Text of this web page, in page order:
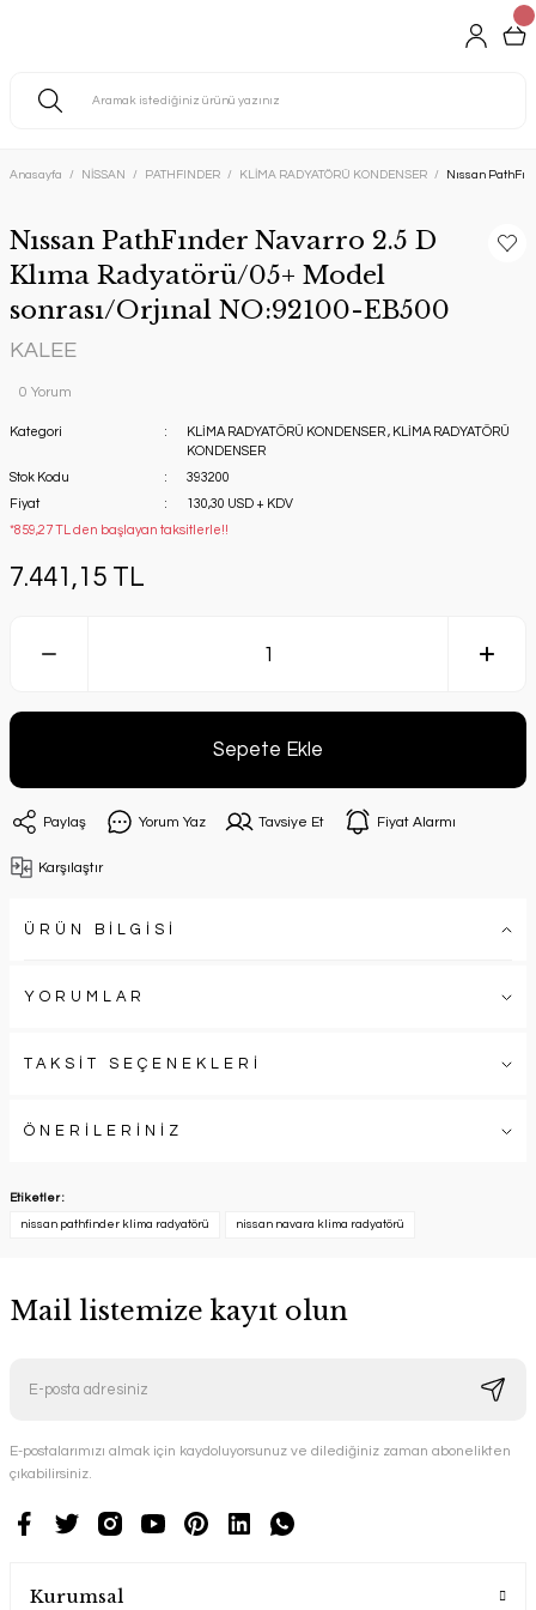
Anasayfa NİSSAN PATHFINDER KLİMA RADYATÖRÜ KONDENSER Nıssan
Nıssan PathFınder Navarro 2.5 D
Klıma Radyatörü/05+ Model
sonrası/Orjınal NO:92100-EB500
KALEE
0 Yorum
Kategori KLİMA RADYATÖRÜ KONDENSER , KLİMA RADYATÖRÜ
KONDENSER
Stok Kodu
393200
Fiyat
130,30 USD + KDV
*859,27 TL den başlayan taksitlerle!!
7.441,15 TL
Sepete Ekle
Paylaş Yorum Yaz Tavsiye Et Fiyat Alarmı
Karşılaştır
ÜRÜN BİLGİSİ
YORUMLAR
TAKSİT SEÇENEKLERİ
ÖNERİLERİNİZ
Etiketler :
nissan pathfinder klima radyatörü nissan navara klima radyatörü
Mail listemize kayıt olun
E-postalarımızı almak için kaydoluyorsunuz ve dilediğiniz zaman abonelikten
çıkabilirsiniz.
Kurumsal